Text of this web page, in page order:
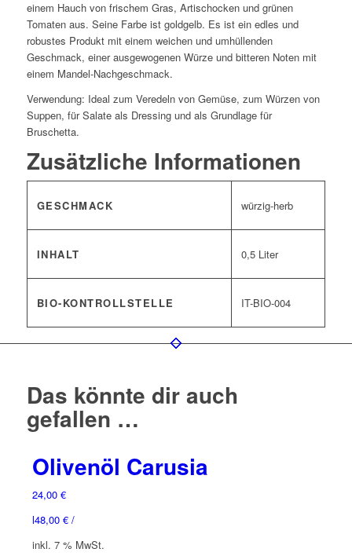
einem Hauch von frischem Gras, Artischocken und grünen
Tomaten aus. Seine Farbe ist goldgelb. Es ist ein edles und
robustes Produkt mit einem weichen und umhüllenden
Geschmack, einer ausgewogenen Würze und bitteren Noten mit
einem Mandel-Nachgeschmack.
Verwendung: Ideal zum Veredeln von Gemüse, zum Würzen von
Suppen, für Salate als Dressing und als Grundlage für
Bruschetta.
Zusätzliche Informationen
GESCHMACK würzig-herb
INHALT 0,5 Liter
BIO-KONTROLLSTELLE IT-BIO-004
Das könnte dir auch
gefallen …
Olivenöl Carusia
24,00 €
48,00 €/
l
inkl. 7 % MwSt.